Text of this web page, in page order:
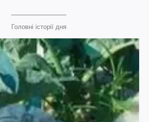
Головні історії дня